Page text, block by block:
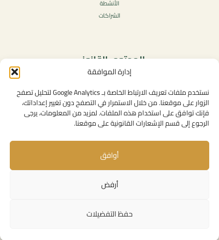
إدارة الموافقة
نستخدم ملفات تعريف الارتباط الخاصة بـ Google Analytics لتحليل تصفح
الزوار على موقعنا. من خلال الاستمرار في التصفح دون تغيير إعداداتك،
فإنك توافق على استخدام هذه الملفات. لمزيد من المعلومات، يرجى
الرجوع إلى قسم الإشعارات القانونية على موقعنا.
أوافق
أرفض
حفظ التفضيلات
الأنشطة
الشراكات
المحتوى القانوني
سياسة الخصوصية
شروط الاستخدام العامة
الإشعارات القانونية
سياسة ملفات تعريف الارتباط (الكوكيز)
روابط مفيدة
الإتصال بنا
المهام